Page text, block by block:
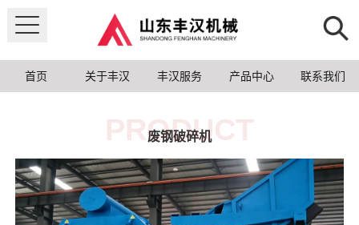
首页 关于丰汉 丰汉服务 产品中心 联系我们
PRODUCT
废钢破碎机